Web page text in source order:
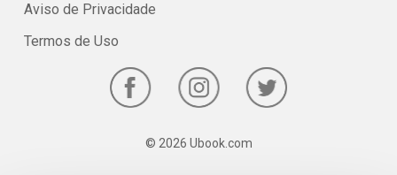
Aviso de Privacidade
Termos de Uso
© 2026 Ubook.com